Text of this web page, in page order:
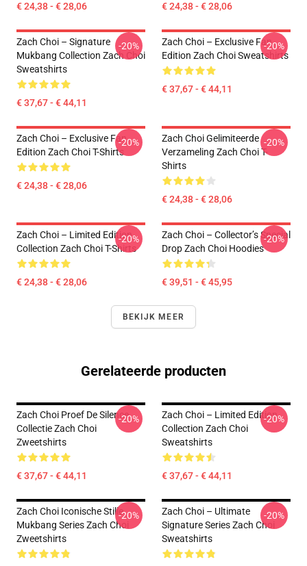
€ 24,38 - € 28,06 € 24,38 - € 28,06
Zach Choi – Signature
Mukbang Collection Zach Choi
Sweatshirts
€ 37,67 - € 44,11
-20%
Zach Choi – Exclusive Fan
Edition Zach Choi Sweatshirts
€ 37,67 - € 44,11
-20%
Zach Choi – Exclusive Fan
Edition Zach Choi T-Shirts
€ 24,38 - € 28,06
-20%
Zach Choi Gelimiteerde
Verzameling Zach Choi T-
Shirts
€ 24,38 - € 28,06
-20%
Zach Choi – Limited Edition
Collection Zach Choi T-Shirts
€ 24,38 - € 28,06
-20%
Zach Choi – Collector’s Special
Drop Zach Choi Hoodies
€ 39,51 - € 45,95
-20%
BEKIJK MEER
Gerelateerde producten
Zach Choi Proef De Silence
Collectie Zach Choi
Zweetshirts
€ 37,67 - € 44,11
-20%
Zach Choi – Limited Edition
Collection Zach Choi
Sweatshirts
€ 37,67 - € 44,11
-20%
Zach Choi Iconische Stille
Mukbang Series Zach Choi
Zweetshirts
-20%
Zach Choi – Ultimate
Signature Series Zach Choi
Sweatshirts
-20%